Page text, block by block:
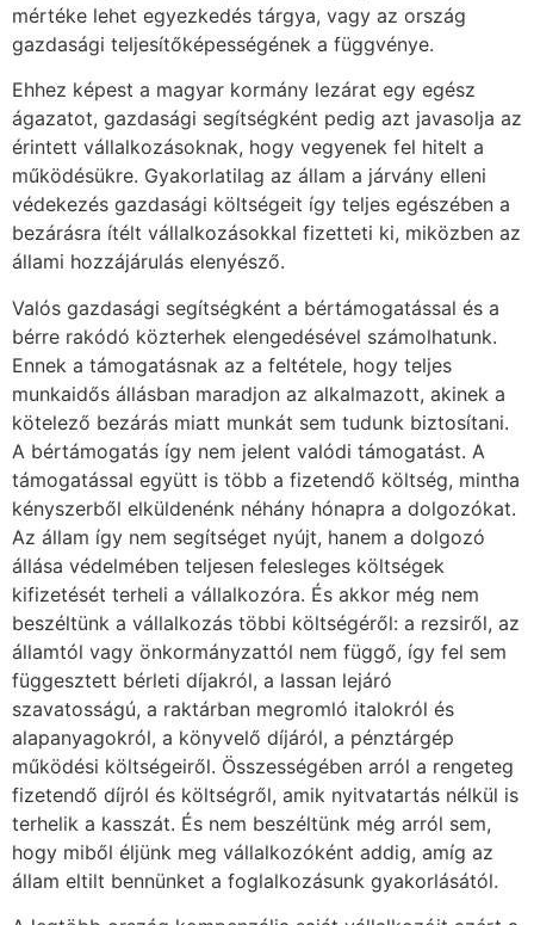
mértéke lehet egyezkedés tárgya, vagy az ország
gazdasági teljesítőképességének a függvénye.
Ehhez képest a magyar kormány lezárat egy egész
ágazatot, gazdasági segítségként pedig azt javasolja az
érintett vállalkozásoknak, hogy vegyenek fel hitelt a
működésükre. Gyakorlatilag az állam a járvány elleni
védekezés gazdasági költségeit így teljes egészében a
bezárásra ítélt vállalkozásokkal fizetteti ki, miközben az
állami hozzájárulás elenyésző.
Valós gazdasági segítségként a bértámogatással és a
bérre rakódó közterhek elengedésével számolhatunk.
Ennek a támogatásnak az a feltétele, hogy teljes
munkaidős állásban maradjon az alkalmazott, akinek a
kötelező bezárás miatt munkát sem tudunk biztosítani.
A bértámogatás így nem jelent valódi támogatást. A
támogatással együtt is több a fizetendő költség, mintha
kényszerből elküldenénk néhány hónapra a dolgozókat.
Az állam így nem segítséget nyújt, hanem a dolgozó
állása védelmében teljesen felesleges költségek
kifizetését terheli a vállalkozóra. És akkor még nem
beszéltünk a vállalkozás többi költségéről: a rezsiről, az
államtól vagy önkormányzattól nem függő, így fel sem
függesztett bérleti díjakról, a lassan lejáró
szavatosságú, a raktárban megromló italokról és
alapanyagokról, a könyvelő díjáról, a pénztárgép
működési költségeiről. Összességében arról a rengeteg
fizetendő díjról és költségről, amik nyitvatartás nélkül is
terhelik a kasszát. És nem beszéltünk még arról sem,
hogy miből éljünk meg vállalkozóként addig, amíg az
állam eltilt bennünket a foglalkozásunk gyakorlásától.